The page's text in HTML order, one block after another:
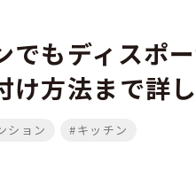
でもディスポ
け方法まで詳
ション #キッチン